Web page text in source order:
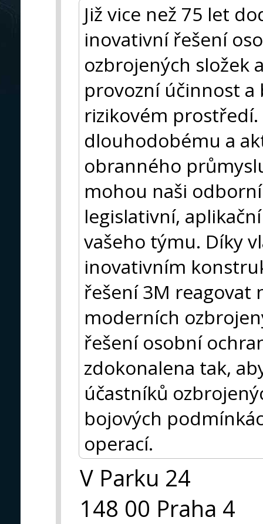
Již vice než 75 let
inovativní řešení
ozbrojených složek
provozní účinnost a
rizikovém
dlouhodobému a
obranného
mohou naši
legislativní,
vašeho týmu. Díky
inovativním
řešení 3M reagovat
moderních
řešení osobní
zdokonalena tak,
účastníků
bojových
operací.
V Parku 24
148 00 Praha 4